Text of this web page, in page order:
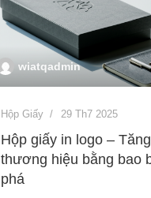
wiatqadmin
Hộp Giấy 29 Th7 2025
Hộp giấy in logo –
thương hiệu bằng bao
phá